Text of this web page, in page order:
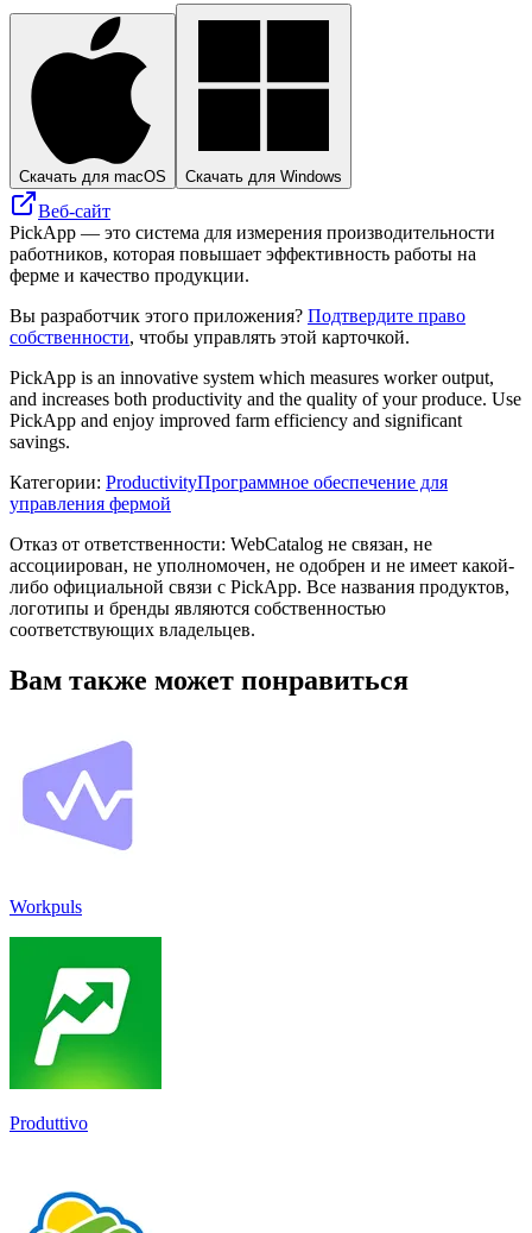
Скачать для macOS Скачать для Windows
Веб-сайт
PickApp — это система для измерения производительности
работников, которая повышает эффективность работы на
ферме и качество продукции.
Вы разработчик этого приложения? Подтвердите право
собственности, чтобы управлять этой карточкой.
PickApp is an innovative system which measures worker output,
and increases both productivity and the quality of your produce. Use
PickApp and enjoy improved farm efficiency and significant
savings.
Категории: ProductivityПрограммное обеспечение для
управления фермой
Отказ от ответственности: WebCatalog не связан, не
ассоциирован, не уполномочен, не одобрен и не имеет какой-
либо официальной связи с PickApp. Все названия продуктов,
логотипы и бренды являются собственностью
соответствующих владельцев.
Вам также может понравиться
Workpuls
Produttivo